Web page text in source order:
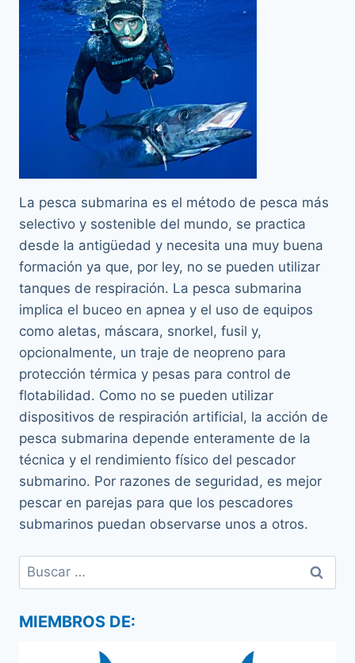
La pesca submarina es el método de pesca más
selectivo y sostenible del mundo, se practica
desde la antigüedad y necesita una muy buena
formación ya que, por ley, no se pueden utilizar
tanques de respiración. La pesca submarina
implica el buceo en apnea y el uso de equipos
como aletas, máscara, snorkel, fusil y,
opcionalmente, un traje de neopreno para
protección térmica y pesas para control de
flotabilidad. Como no se pueden utilizar
dispositivos de respiración artificial, la acción de
pesca submarina depende enteramente de la
técnica y el rendimiento físico del pescador
submarino. Por razones de seguridad, es mejor
pescar en parejas para que los pescadores
submarinos puedan observarse unos a otros.
Buscar:
MIEMBROS DE: